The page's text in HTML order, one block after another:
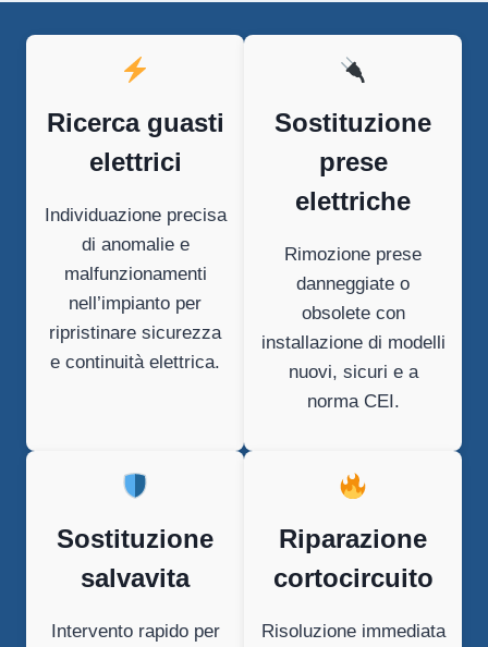
Ricerca guasti
elettrici
Individuazione precisa
di anomalie e
malfunzionamenti
nell’impianto per
ripristinare sicurezza
e continuità elettrica.
Sostituzione
prese
elettriche
Rimozione prese
danneggiate o
obsolete con
installazione di modelli
nuovi, sicuri e a
norma CEI.
Sostituzione
salvavita
Intervento rapido per
Riparazione
cortocircuito
Risoluzione immediata